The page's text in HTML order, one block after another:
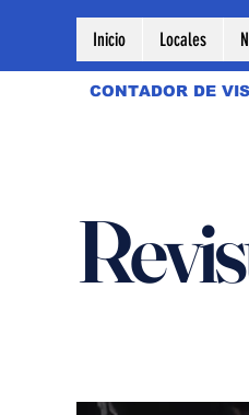
Inicio Locales
CONTADOR DE